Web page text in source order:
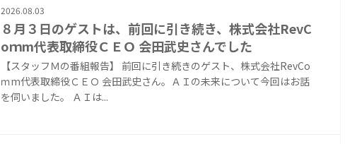
2026.08.03
８月３日のゲストは、前回に引き続き、株式会社RevC
oｍm代表取締役ＣＥＯ 会田武史さんでした
【スタッフＭの番組報告】 前回に引き続きのゲスト、株式会社RevCo
ｍm代表取締役ＣＥＯ 会田武史さん。ＡＩの未来について今回はお話
を伺いました。 ＡＩは...